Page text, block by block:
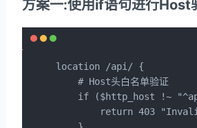
方案一:使用if语句进行Host
location /api/ {
    # Host头白名单验证
if ($http_host !~
return 403